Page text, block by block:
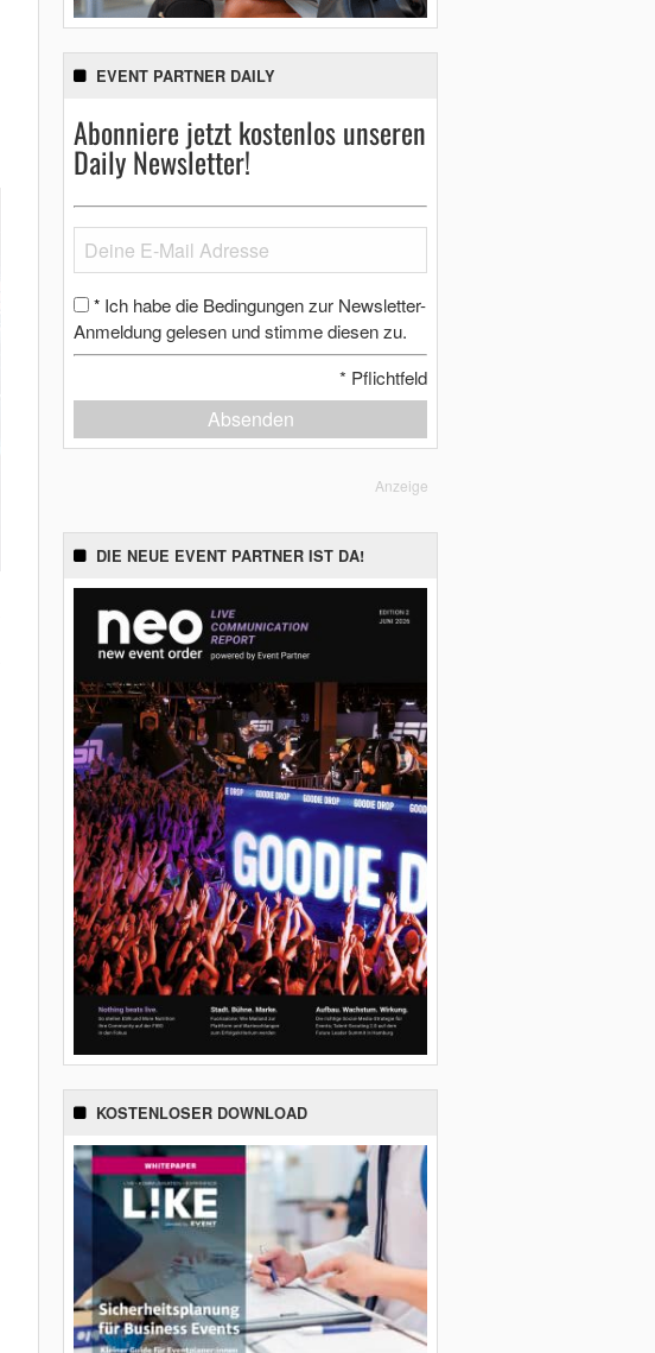
EVENT PARTNER DAILY
Abonniere jetzt kostenlos unseren
Daily Newsletter!
* Ich habe die Bedingungen zur Newsletter-
Anmeldung gelesen und stimme diesen zu.
* Pflichtfeld
Absenden
Anzeige
DIE NEUE EVENT PARTNER IST DA!
KOSTENLOSER DOWNLOAD